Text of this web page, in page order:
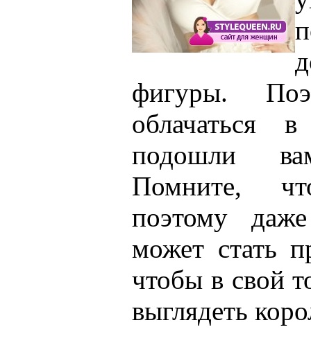
фигуры.
облачаться
подошли
Помните,
поэтому
может стать
чтобы в свой
выглядеть